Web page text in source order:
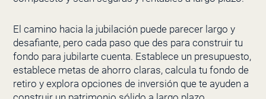
El camino hacia la jubilación puede parecer largo y
desafiante, pero cada paso que des para construir tu
fondo para jubilarte cuenta. Establece un presupuesto,
establece metas de ahorro claras, calcula tu fondo de
retiro y explora opciones de inversión que te ayuden a